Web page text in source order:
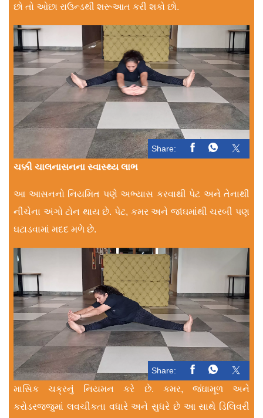
છો તો ઓછા રાઉન્ડથી શરૂઆત કરી શકો છો.
Share:
ચક્કી ચાલનાસનના સ્વાસ્થ્ય લાભ
આ આસનનો નિયમિત પણે અભ્યાસ કરવાથી પેટ અને તેનાથી
નીચેના અંગો ટોન થાય છે. પેટ, કમર અને જાંઘમાંથી ચરબી પણ
ઘટાડવામાં મદદ મળે છે.
Share:
માસિક ચક્રનું નિયમન કરે છે. કમર, જંઘામૂળ અને
કરોડરજ્જુમાં લવચીકતા વધારે અને સુધરે છે આ સાથે ડિલિવરી